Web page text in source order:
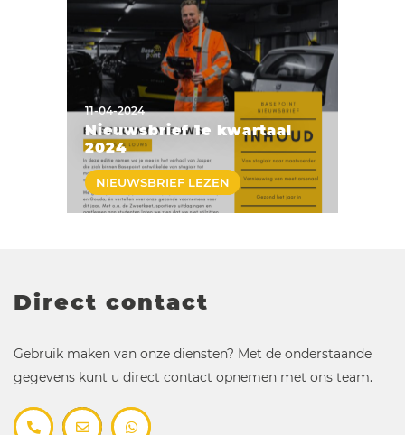
11-04-2024
Nieuwsbrief 1e kwartaal
2024
NIEUWSBRIEF LEZEN
Direct contact
Gebruik maken van onze diensten? Met de onderstaande
gegevens kunt u direct contact opnemen met ons team.